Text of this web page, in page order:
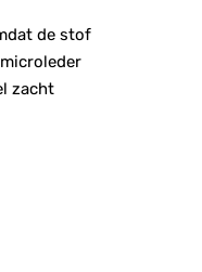
de stof
zacht